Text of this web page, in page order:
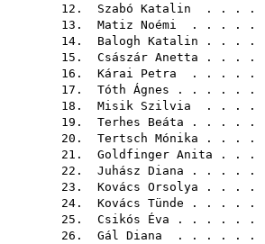
12. Szabó Katalin . . . .
13. Matiz Noémi . . . . .
14. Balogh Katalin . . . .
15. Császár Anetta . . . .
16. Kárai Petra . . . . .
17. Tóth Ágnes . . . . . .
18. Misik Szilvia . . . .
19. Terhes Beáta . . . . .
20. Tertsch Mónika . . . .
21. Goldfinger Anita . . .
22. Juhász Diana . . . . .
23. Kovács Orsolya . . . .
24. Kovács Tünde . . . . .
25. Csikós Éva . . . . . .
26. Gál Diana . . . . . .